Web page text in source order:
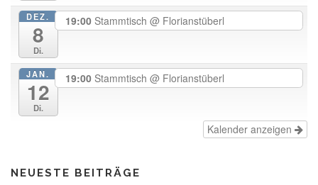
DEZ.
8
Di.
19:00 Stammtisch @ Florianstüberl
JAN.
12
Di.
19:00 Stammtisch @ Florianstüberl
Kalender anzeigen
NEUESTE BEITRÄGE